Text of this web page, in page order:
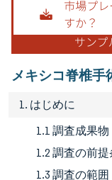
メキシコ脊椎手
1. はじめに
1.1 調査成果物
1.2 調査の前
1.3 調査の範囲